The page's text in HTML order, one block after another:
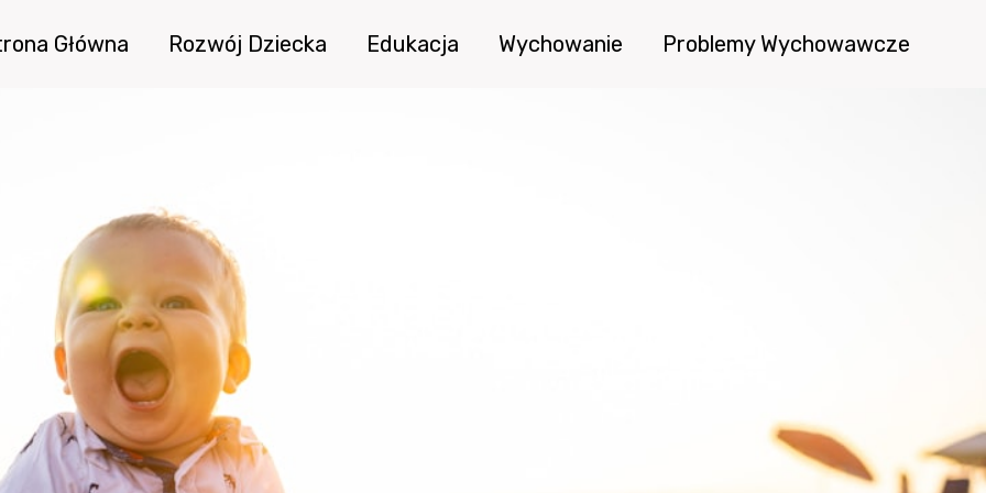
Główna Rozwój Dziecka Edukacja Wychowanie Problemy Wychowawcze